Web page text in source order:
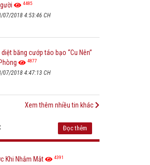
4485
07/2018 4:53:46 CH
diệt băng cướp táo bạo “Cu Nên”
4877
07/2018 4:47:13 CH
Xem thêm nhiều tin khác
Đọc thêm
Khi Nhắm Mắt 4391